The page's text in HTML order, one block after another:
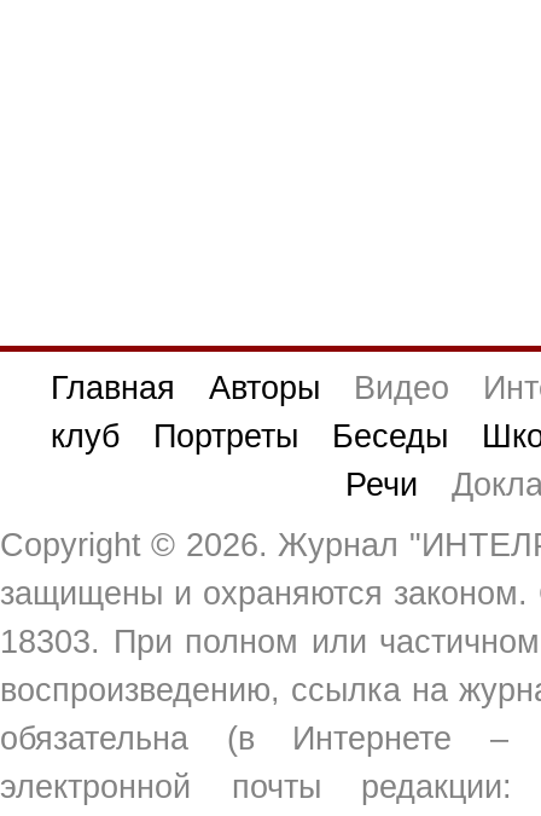
Главная Авторы Видео
клуб
Портреты Беседы
Речи
Copyright © 2026. Журнал
защищены и охраняются
18303. При полном или
воспроизведению, ссылка на
обязательна (в Интернете
электронной почты